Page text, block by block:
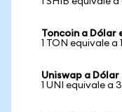
Toncoin a Dólar
1 TON equivale a
Uniswap a
1 UNI equivale a